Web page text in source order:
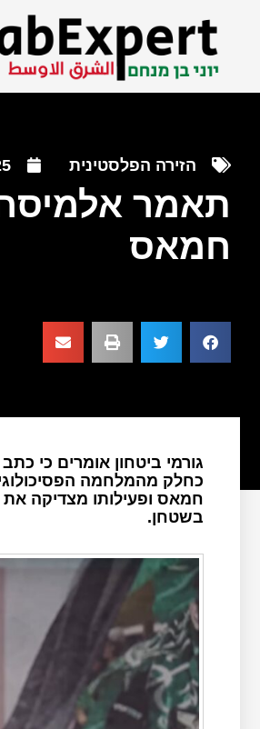
הזירה הפלסטינית
תאמר
חמאס
גורמי ביטחון אומרים כי
כחלק מהמלחמה
חמאס ופעילותו מצדיקה את
בשטחן.